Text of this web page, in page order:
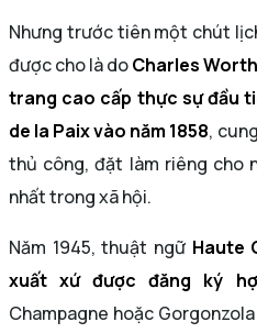
Nhưng trước tiên một chút
được cho là doCharles
trang cao cấp thực sự đầu
de la Paix vào năm 1858,
thủ công, đặt làm riêng cho
nhất trong xã hội.
Năm 1945, thuật ngữ Haute
xuất xứ được đăng ký
Champagne hoặc Gorgonzola